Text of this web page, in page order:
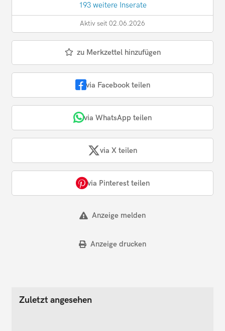
193 weitere Inserate
Aktiv seit 02.06.2026
zu Merkzettel hinzufügen
via Facebook teilen
via WhatsApp teilen
via X teilen
via Pinterest teilen
Anzeige melden
Anzeige drucken
Zuletzt angesehen